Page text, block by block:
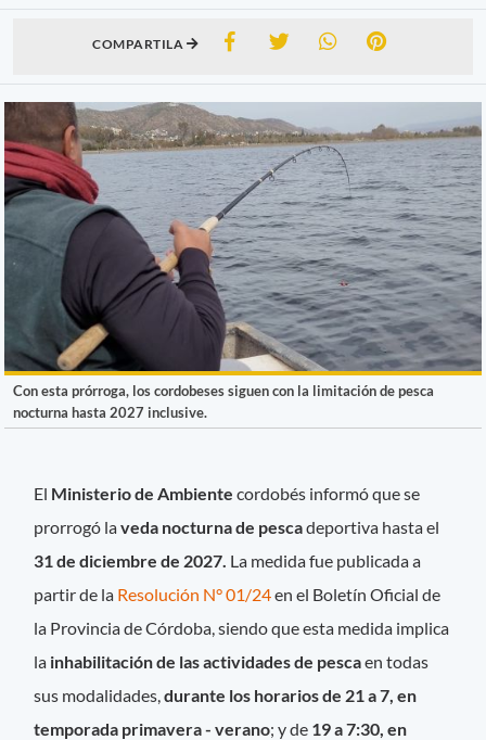
COMPARTILA
Con esta prórroga, los cordobeses siguen con la limitación de pesca
nocturna hasta 2027 inclusive.
El Ministerio de Ambientecordobés informó que se
prorrogó laveda nocturna de pescadeportiva hasta el
31 de diciembre de 2027. La medida fue publicada a
partir de la Resolución N° 01/24en el Boletín Oficial de
la Provincia de Córdoba, siendo que esta medida implica
la inhabilitación de las actividades de pescaen todas
sus modalidades,durante los horarios de 21 a 7, en
temporada primavera - verano; y de 19 a 7:30, en